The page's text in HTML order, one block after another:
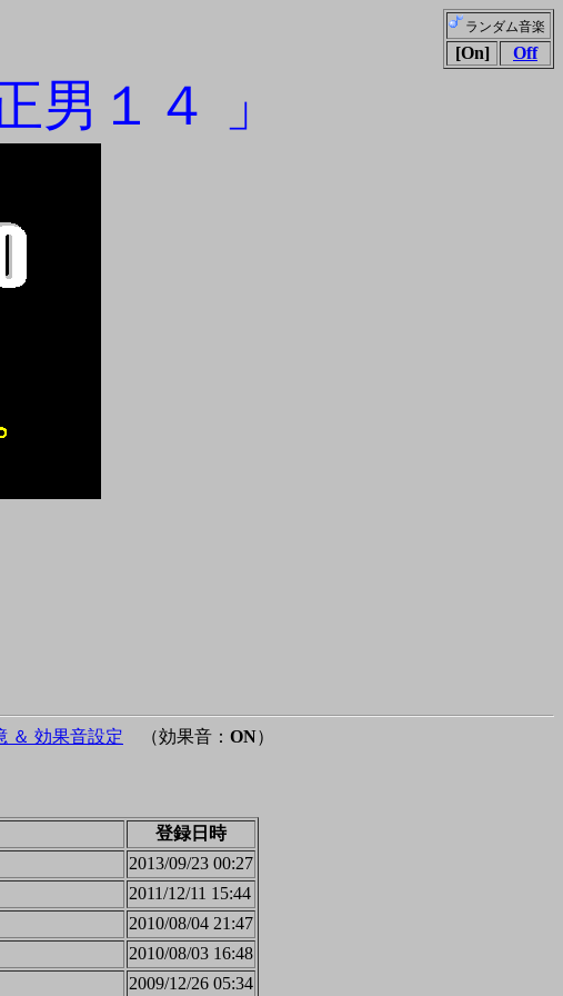
ランダム音楽
[On] Off
男１４ 」
＆ 効果音設定 （効果音： ON）
登録日時
2013/09/23 00:27
2011/12/11 15:44
2010/08/04 21:47
2010/08/03 16:48
2009/12/26 05:34